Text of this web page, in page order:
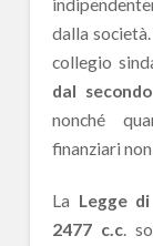
dalla
collegio
dal
nonché
finanziari
La Legge
2477 c.c.